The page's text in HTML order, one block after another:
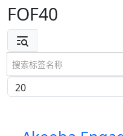
FOF40
搜索标签名称
每页显示条数